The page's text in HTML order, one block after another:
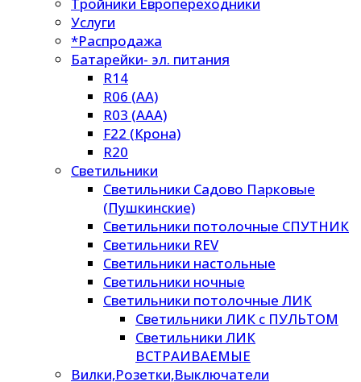
Услуги
*Распродажа
Батарейки- эл. питания
R14
R06 (AA)
R03 (AAA)
F22 (Крона)
R20
Светильники
Светильники Садово Парковые
(Пушкинские)
Светильники потолочные СПУТНИК
Светильники REV
Светильники настольные
Светильники ночные
Светильники потолочные ЛИК
Светильники ЛИК с ПУЛЬТОМ
Светильники ЛИК
ВСТРАИВАЕМЫЕ
Вилки,Розетки,Выключатели